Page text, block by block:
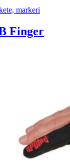
markeri
Finger